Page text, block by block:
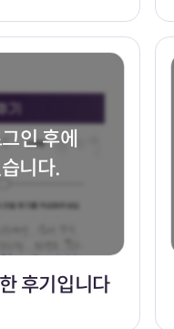
인 후에
니다.
후기입니다